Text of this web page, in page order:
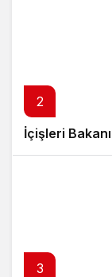
2
İçişleri
3